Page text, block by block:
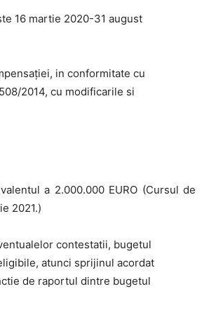
16 martie 2020-31 august
in conformitate cu
2014, cu modificarile si
a 2.000.000 EURO (Cursul de
2021.)
contestatii, bugetul
atunci sprijinul acordat
de raportul dintre bugetul